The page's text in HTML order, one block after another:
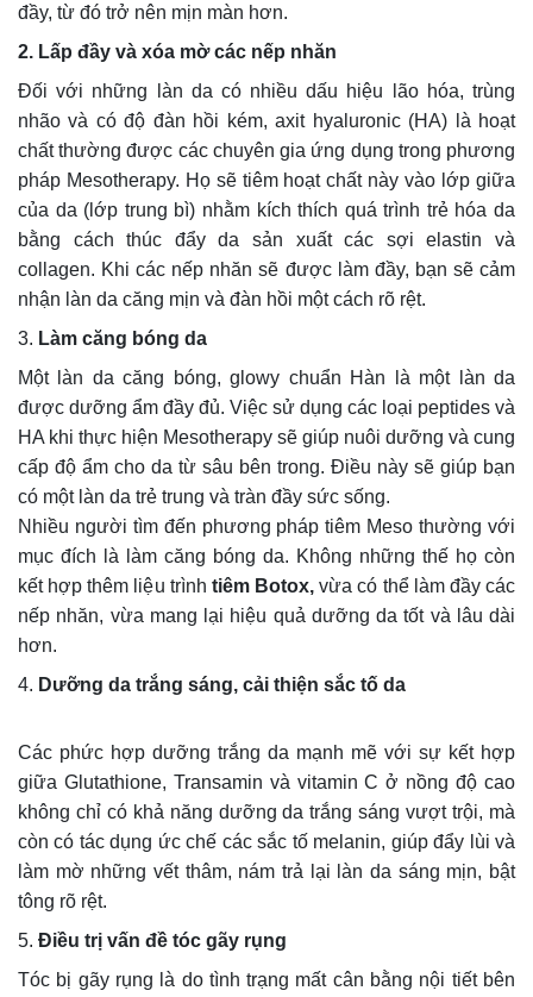
đầy, từ đó trở nên mịn màn hơn.
2. Lấp đầy và xóa mờ các nếp nhăn
Đối với những làn da có nhiều dấu hiệu lão hóa, trùng
nhão và có độ đàn hồi kém, axit hyaluronic (HA) là hoạt
chất thường được các chuyên gia ứng dụng trong phương
pháp Mesotherapy. Họ sẽ tiêm hoạt chất này vào lớp giữa
của da (lớp trung bì) nhằm kích thích quá trình trẻ hóa da
bằng cách thúc đẩy da sản xuất các sợi elastin và
collagen. Khi các nếp nhăn sẽ được làm đầy, bạn sẽ cảm
nhận làn da căng mịn và đàn hồi một cách rõ rệt.
3. Làm căng bóng da
Một làn da căng bóng, glowy chuẩn Hàn là một làn da
được dưỡng ẩm đầy đủ. Việc sử dụng các loại peptides và
HA khi thực hiện Mesotherapy sẽ giúp nuôi dưỡng và cung
cấp độ ẩm cho da từ sâu bên trong. Điều này sẽ giúp bạn
có một làn da trẻ trung và tràn đầy sức sống.
Nhiều người tìm đến phương pháp tiêm Meso thường với
mục đích là làm căng bóng da. Không những thế họ còn
kết hợp thêm liệu trình tiêm Botox,vừa có thể làm đầy các
nếp nhăn, vừa mang lại hiệu quả dưỡng da tốt và lâu dài
hơn.
4. Dưỡng da trắng sáng, cải thiện sắc tố da
Các phức hợp dưỡng trắng da mạnh mẽ với sự kết hợp
giữa Glutathione, Transamin và vitamin C ở nồng độ cao
không chỉ có khả năng dưỡng da trắng sáng vượt trội, mà
còn có tác dụng ức chế các sắc tố melanin, giúp đẩy lùi và
làm mờ những vết thâm, nám trả lại làn da sáng mịn, bật
tông rõ rệt.
5. Điều trị vấn đề tóc gãy rụng
Tóc bị gãy rụng là do tình trạng mất cân bằng nội tiết bên